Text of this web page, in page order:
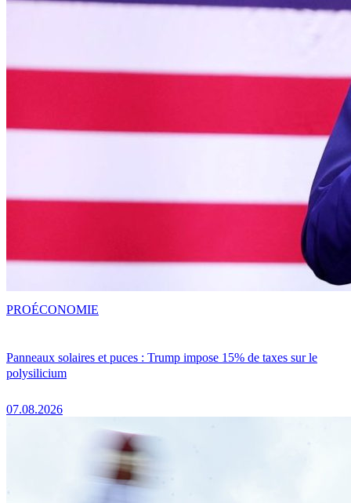
Panneaux solaires et puces : Trump impose 15% de taxes sur le
polysilicium
07.08.2026
PROÉCONOMIE